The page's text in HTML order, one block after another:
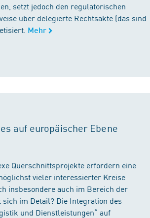
setzt jedoch den regulatorischen
über delegierte Rechtsakte (das sind
Mehr
auf europäischer Ebene
Querschnittsprojekte erfordern eine
vieler interessierter Kreise
insbesondere auch im Bereich der
im Detail? Die Integration des
und Dienstleistungen“ auf